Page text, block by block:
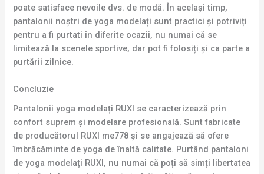
poate satisface nevoile dvs. de modă. În același timp,
pantalonii noștri de yoga modelați sunt practici și potriviți
pentru a fi purtati în diferite ocazii, nu numai că se
limitează la scenele sportive, dar pot fi folosiți și ca parte a
purtării zilnice.
Concluzie
Pantalonii yoga modelați RUXI se caracterizează prin
confort suprem și modelare profesională. Sunt fabricate
de producătorul RUXI me778 și se angajează să ofere
îmbrăcăminte de yoga de înaltă calitate. Purtând pantaloni
de yoga modelați RUXI, nu numai că poți să simți libertatea